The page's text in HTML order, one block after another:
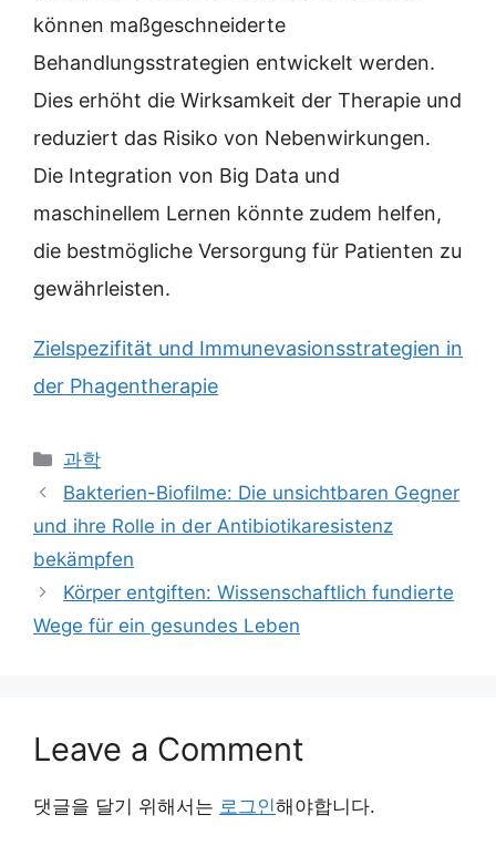
können maßgeschneiderte
Behandlungsstrategien entwickelt werden.
Dies erhöht die Wirksamkeit der Therapie und
reduziert das Risiko von Nebenwirkungen.
Die Integration von Big Data und
maschinellem Lernen könnte zudem helfen,
die bestmögliche Versorgung für Patienten zu
gewährleisten.
Zielspezifität und Immunevasionsstrategien in
der Phagentherapie
Categories
과학
Bakterien-Biofilme: Die unsichtbaren Gegner
und ihre Rolle in der Antibiotikaresistenz
bekämpfen
Körper entgiften: Wissenschaftlich fundierte
Wege für ein gesundes Leben
Leave a Comment
댓글을 달기 위해서는 로그인해야합니다.